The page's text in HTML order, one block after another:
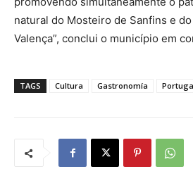
natural do Mosteiro de Sanfins e
Valença”, conclui o município em
TAGS Cultura Gastronomía